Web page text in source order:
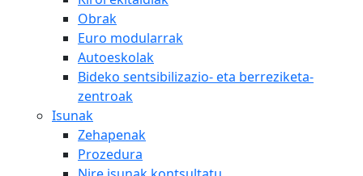
Obrak
Euro modularrak
Autoeskolak
Bideko sentsibilizazio- eta berreziketa-
zentroak
Isunak
Zehapenak
Prozedura